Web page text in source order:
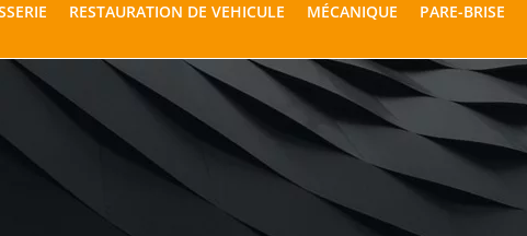
RESTAURATION DE VEHICULE MÉCANIQUE PARE-BRISE